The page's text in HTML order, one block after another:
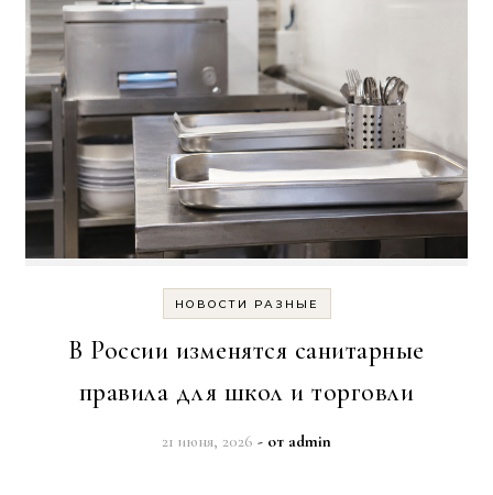
НОВОСТИ РАЗНЫЕ
В России изменятся санитарные
правила для школ и торговли
21 июня, 2026 - от admin